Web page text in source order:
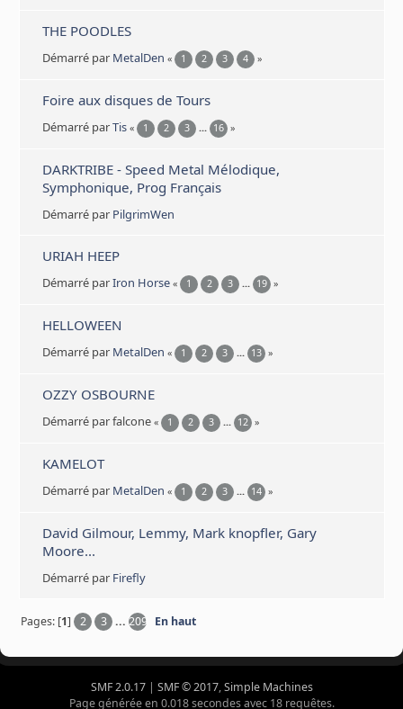
THE POODLES
Démarré par MetalDen « 1 2 3 4 »
Foire aux disques de Tours
Démarré parTis « 1 2 3 ... 16 »
DARKTRIBE - Speed Metal Mélodique,
Symphonique, Prog Français
Démarré par PilgrimWen
URIAH HEEP
Démarré parIron Horse « 1 2 3 ... 19 »
HELLOWEEN
Démarré par MetalDen « 1 2 3 ... 13 »
OZZY OSBOURNE
Démarré par falcone « 1 2 3 ... 12 »
KAMELOT
Démarré par MetalDen « 1 2 3 ... 14 »
David Gilmour, Lemmy, Mark knopfler, Gary
Moore...
Démarré par Firefly
Pages: [1] 2 3 ...209 En haut
SMF 2.0.17| SMF © 2017,Simple Machines
Page générée en 0.018 secondes avec 18 requêtes.